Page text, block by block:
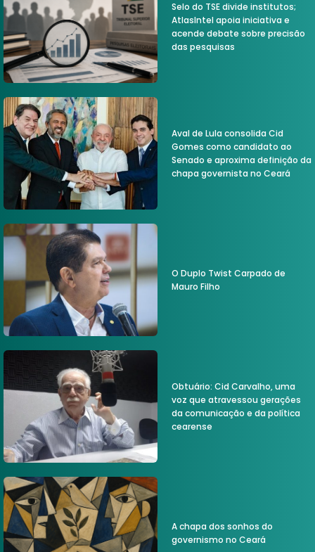
Selo do TSE divide institutos;
AtlasIntel apoia iniciativa e
acende debate sobre precisão
das pesquisas
Aval de Lula consolida Cid
Gomes como candidato ao
Senado e aproxima definição da
chapa governista no Ceará
O Duplo Twist Carpado de
Mauro Filho
Obtuário: Cid Carvalho, uma
voz que atravessou gerações
da comunicação e da política
cearense
A chapa dos sonhos do
governismo no Ceará